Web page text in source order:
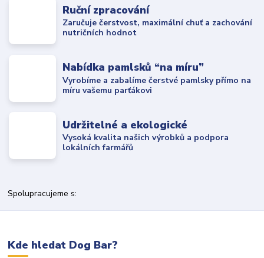
Ruční zpracování
Zaručuje čerstvost, maximální chuť a zachování
nutričních hodnot
Nabídka pamlsků “na míru”
Vyrobíme a zabalíme čerstvé pamlsky přímo na
míru vašemu parťákovi
Udržitelné a ekologické
Vysoká kvalita našich výrobků a podpora
lokálních farmářů
Spolupracujeme s:
Kde hledat Dog Bar?